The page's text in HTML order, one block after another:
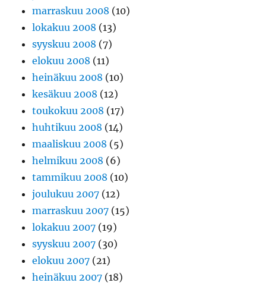
marraskuu 2008 (10)
lokakuu 2008 (13)
syyskuu 2008 (7)
elokuu 2008 (11)
heinäkuu 2008 (10)
kesäkuu 2008 (12)
toukokuu 2008 (17)
huhtikuu 2008 (14)
maaliskuu 2008 (5)
helmikuu 2008 (6)
tammikuu 2008 (10)
joulukuu 2007 (12)
marraskuu 2007 (15)
lokakuu 2007 (19)
syyskuu 2007 (30)
elokuu 2007 (21)
heinäkuu 2007 (18)